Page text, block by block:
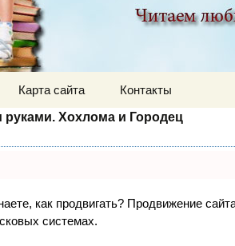
Карта сайта Контакты
руками. Хохлома и Городец
как продвигать? Продвижение
системах.